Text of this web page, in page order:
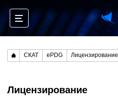
СКАТ ePDG Лицензирование
Лицензирование